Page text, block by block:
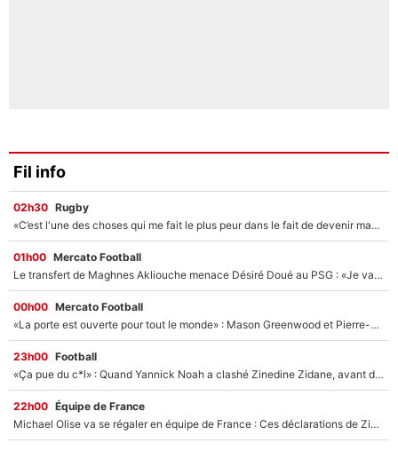
Fil info
02h30 Rugby
«C’est l'une des choses qui me fait le plus peur dans le fait de devenir maman» : En couple avec Antoine Dupont, Iris Mittenaere s'inquiète déjà pour ses futurs enfants !
01h00 Mercato Football
Le transfert de Maghnes Akliouche menace Désiré Doué au PSG : «Je valide à 200%»
00h00 Mercato Football
«La porte est ouverte pour tout le monde» : Mason Greenwood et Pierre-Emerick Aubameyang ont quitté l'OM, Amine Gouiri balance sur la suite du mercato et sur la réaction du vestiaire !
23h00 Football
«Ça pue du c*l» : Quand Yannick Noah a clashé Zinedine Zidane, avant de se faire recadrer par le nouveau sélectionneur de l'équipe de France !
22h00 Équipe de France
Michael Olise va se régaler en équipe de France : Ces déclarations de Zinedine Zidane qui prouvent qu'il va tout miser sur la star du Bayern Munich !